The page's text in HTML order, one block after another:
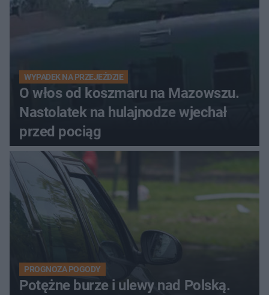
WYPADEK NA PRZEJEŹDZIE
O włos od koszmaru na Mazowszu.
Nastolatek na hulajnodze wjechał
przed pociąg
PROGNOZA POGODY
Potężne burze i ulewy nad Polską.